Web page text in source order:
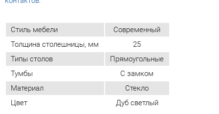
Тумбы
Цвет
Дуб светлый
ОТЗЫВЫ
Пока нет отзывов, поделитесь первым своим мнением.
ДОБАВИТЬ ОТЗЫВ